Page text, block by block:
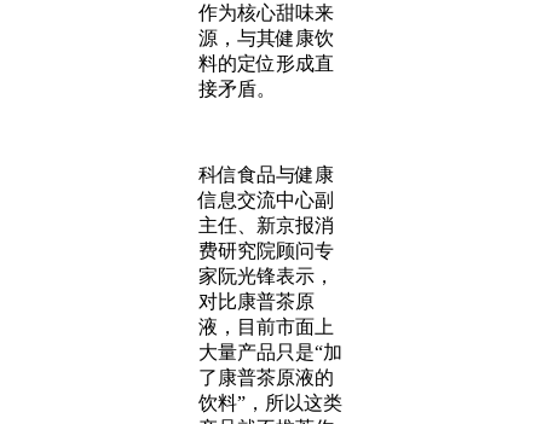
作为核心甜味来
源，与其健康饮
料的定位形成直
接矛盾。
科信食品与健康
信息交流中心副
主任、新京报消
费研究院顾问专
家阮光锋表示，
对比康普茶原
液，目前市面上
大量产品只是“加
了康普茶原液的
饮料”，所以这类